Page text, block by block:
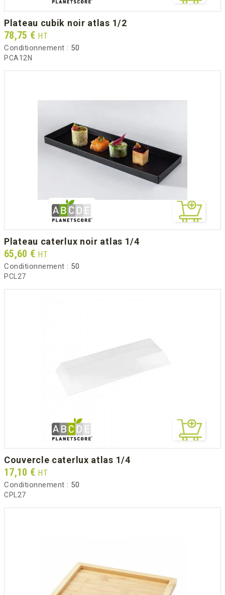
plateau cubik noir atlas 1/2
Prix
78,75 € HT
Conditionnement : 50
PCA12N
plateau caterlux noir atlas 1/4
Prix
65,60 € HT
Conditionnement : 50
PCL27
couvercle caterlux atlas 1/4
Prix
17,10 € HT
Conditionnement : 50
CPL27